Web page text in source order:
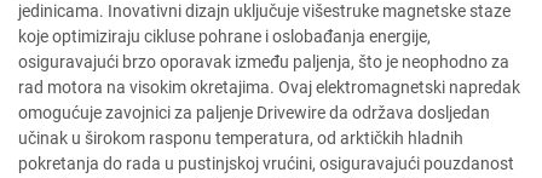
jedinicama. Inovativni dizajn uključuje višestruke magnetske staze
koje optimiziraju cikluse pohrane i oslobađanja energije,
osiguravajući brzo oporavak između paljenja, što je neophodno za
rad motora na visokim okretajima. Ovaj elektromagnetski napredak
omogućuje zavojnici za paljenje Drivewire da održava dosljedan
učinak u širokom rasponu temperatura, od arktičkih hladnih
pokretanja do rada u pustinjskoj vrućini, osiguravajući pouzdanost